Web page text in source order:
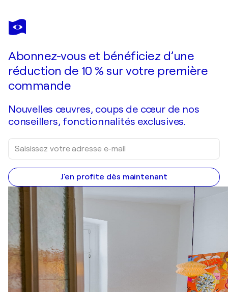
MIKHAIL BARANOVSKIY
Fuck
Abonnez-vous et bénéficiez d’une
réduction de 10 % sur votre première
commande
Nouvelles œuvres, coups de cœur de nos
conseillers, fonctionnalités exclusives.
J'en profite dès maintenant